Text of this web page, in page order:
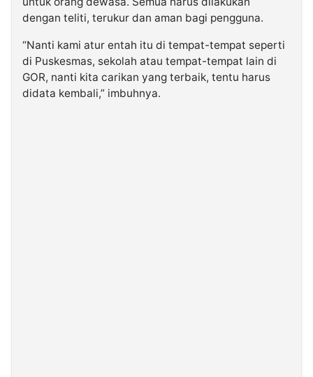
dengan teliti, terukur dan aman bagi pengguna.
“Nanti kami atur entah itu di tempat-tempat seperti
di Puskesmas, sekolah atau tempat-tempat lain di
GOR, nanti kita carikan yang terbaik, tentu harus
didata kembali,” imbuhnya.